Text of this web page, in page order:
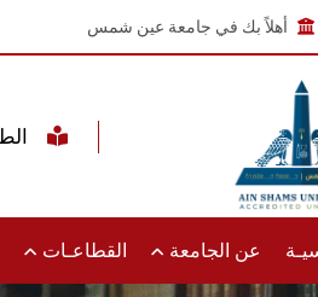
أهلاً بك في جامعة عين شمس
عن الجامعة القطاعـات